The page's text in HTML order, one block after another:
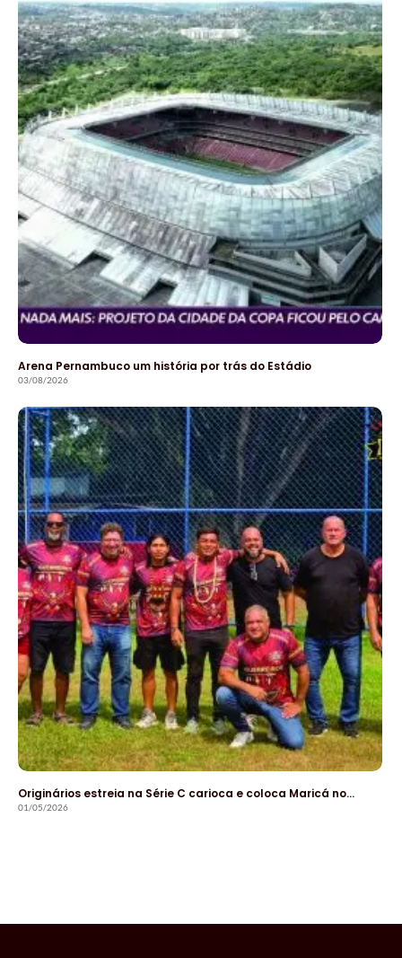
Arena Pernambuco um história por trás do Estádio
03/08/2026
Originários estreia na Série C carioca e coloca Maricá no…
01/05/2026